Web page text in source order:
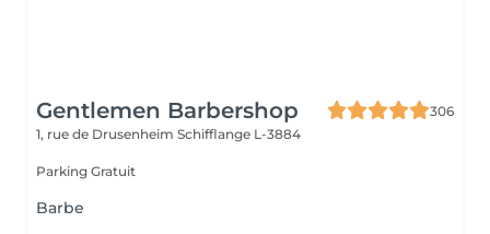
Gentlemen Barbershop
306
1, rue de Drusenheim Schifflange L-3884
Parking Gratuit
Barbe